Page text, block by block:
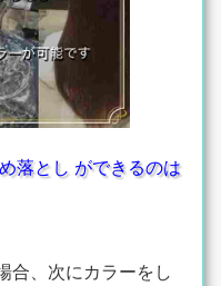
落とし ができるのは
合、次にカラーをし